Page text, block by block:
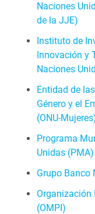
Naciones
de la JJE)
Instituto de
Innovación y
Naciones
Entidad de
Género y el
Programa
Unidas (PMA)
Grupo Banco
Organización
(OMPI)